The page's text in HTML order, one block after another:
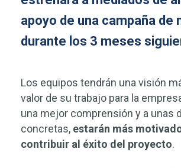
apoyo de una campaña de
durante los 3 meses
Los equipos tendrán una visión
valor de su trabajo para la
una mejor comprensión y a unas
concretas, estarán más
contribuir al éxito del proyecto.